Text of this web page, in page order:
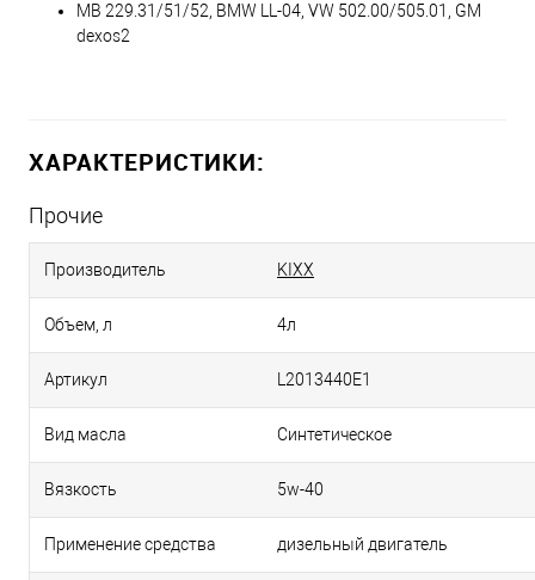
MB 229.31/51/52, BMW LL-04, VW 502.00/505.01, GM
dexos2
ХАРАКТЕРИСТИКИ:
Прочие
Производитель KIXX
Объем, л 4л
Артикул L2013440E1
Вид масла Синтетическое
Вязкость 5w-40
Применение средства дизельный двигатель